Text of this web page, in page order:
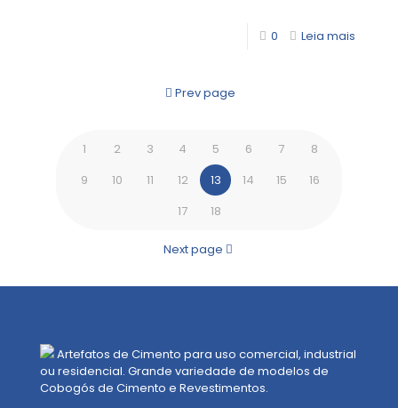
0 Leia mais
Prev page
1 2 3 4 5 6 7
8
9
10 11 12 13 14 15
16
17
18
Next page
Artefatos de Cimento para uso comercial, industrial
ou residencial. Grande variedade de modelos de
Cobogós de Cimento e Revestimentos.